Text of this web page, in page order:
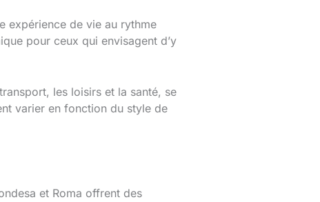
expérience de vie au rythme
pour ceux qui envisagent d’y
les loisirs et la santé, se
varier en fonction du style de
et Roma offrent des